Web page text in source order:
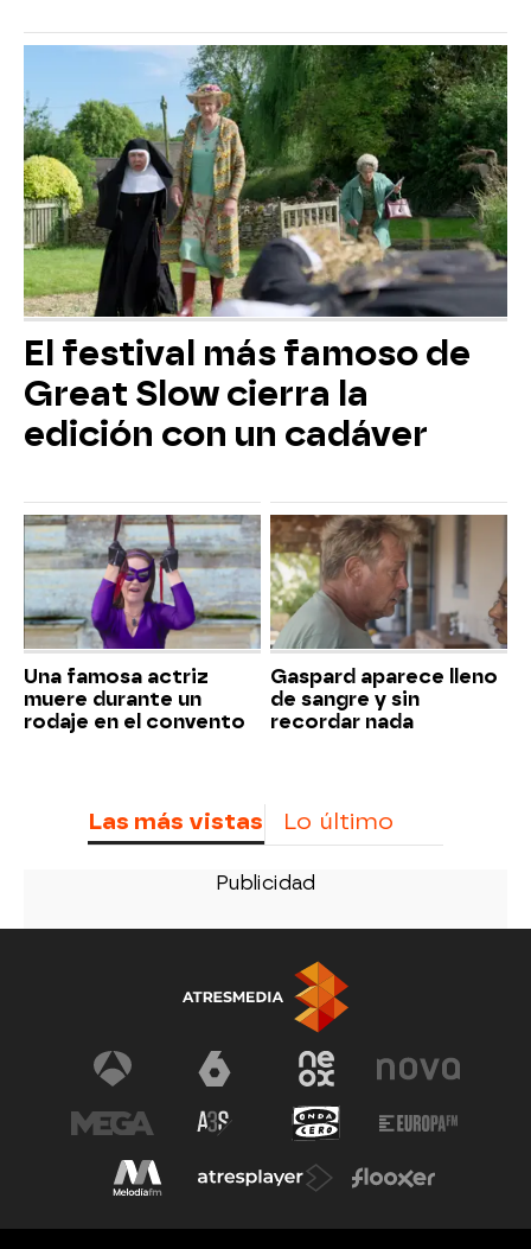
El festival más famoso de
Great Slow cierra la
edición con un cadáver
Una famosa actriz
muere durante un
rodaje en el convento
Gaspard aparece lleno
de sangre y sin
recordar nada
Las más vistas Lo último